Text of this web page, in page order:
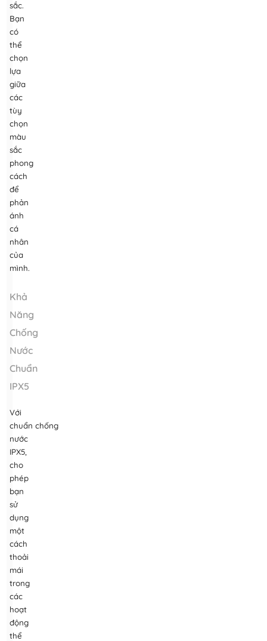
sắc.
Bạn
có
thể
chọn
lựa
giữa
các
tùy
chọn
màu
sắc
phong
cách
để
phản
ánh
cá
nhân
của
mình.
Khả
Năng
Chống
Nước
Chuẩn
IPX5
Với
chuẩn chống
nước
IPX5,
cho
phép
bạn
sử
dụng
một
cách
thoải
mái
trong
các
hoạt
động
thể